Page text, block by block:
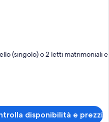
(singolo) o 2 letti matrimoniali e
disponibilità e prezzi